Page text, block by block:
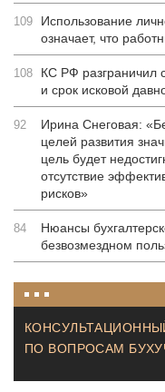
109
Использование
означает, что
108
КС РФ разграничил
и срок исковой
92
Ирина Снеговая:
целей развития
цель будет
отсутствие
рисков»
84
Нюансы
безвозмездном
ПО ВОПРОСАМ